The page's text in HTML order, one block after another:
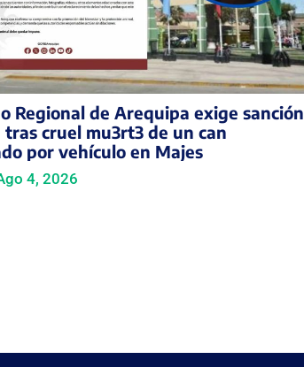
Regional de Arequipa exige sanción
cruel mu3rt3 de un can
por vehículo en Majes
4, 2026